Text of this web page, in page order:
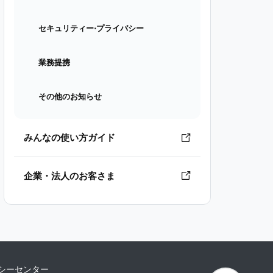
セキュリティー⋅プライバシー
業務提携
その他のお知らせ
みんなの使い方ガイド
企業・法人のお客さま
ーセンター